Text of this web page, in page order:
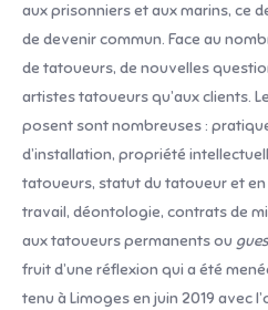
aux prisonniers et aux marins, ce
de devenir commun. Face au
de tatoueurs, de nouvelles
artistes tatoueurs qu’aux clients.
posent sont nombreuses :
d’installation, propriété
tatoueurs, statut du tatoueur et
travail, déontologie, contrats de
aux tatoueurs permanents ou
fruit d’une réflexion qui a été
tenu à Limoges en juin 2019 avec